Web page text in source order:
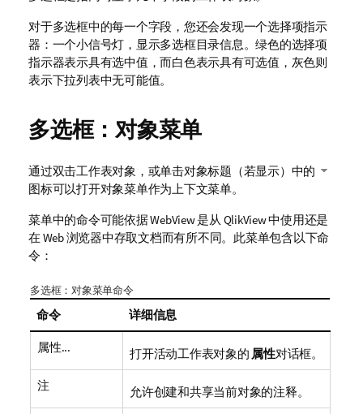
对于多选框中的每一个字段，您还会发现一个选择项指示
器：一个小信号灯，显示多选框目录信息。绿色的选择项
指示器表示具有选中值，而白色表示具有可选值，灰色则
表示下拉列表中无可能值。
多选框：对象菜单
通过双击工作表对象，或单击对象标题（若显示）中的
图标可以打开对象菜单作为上下文菜单。
菜单中的命令可能依据 WebView 是从 QlikView 中使用还是
在 Web 浏览器中存取文档而有所不同。此菜单包含以下命
令：
多选框：对象菜单命令
命令 详细信息
属性... 打开活动工作表对象的 属性对话框。
注 允许创建和共享当前对象的注释。